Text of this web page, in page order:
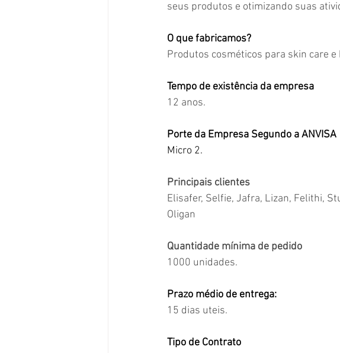
seus produtos e otimizando suas
O que fabricamos?
Produtos cosméticos para skin care e
Tempo de existência da empresa
12 anos.
Porte da Empresa Segundo a ANVISA
Micro 2.
Principais clientes
Elisafer, Selfie, Jafra, Lizan, Felithi,
Oligan
Quantidade mínima de pedido
1000 unidades.
Prazo médio de entrega:
15 dias uteis.
Tipo de Contrato